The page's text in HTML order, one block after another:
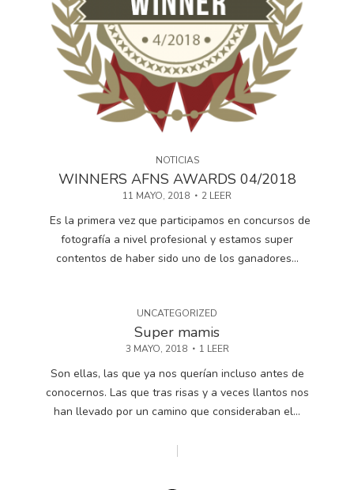
NOTICIAS
WINNERS AFNS AWARDS 04/2018
11 MAYO, 2018 2 LEER
Es la primera vez que participamos en concursos de
fotografía a nivel profesional y estamos super
contentos de haber sido uno de los ganadores...
UNCATEGORIZED
Super mamis
3 MAYO, 2018 1 LEER
Son ellas, las que ya nos querían incluso antes de
conocernos. Las que tras risas y a veces llantos nos
han llevado por un camino que consideraban el...